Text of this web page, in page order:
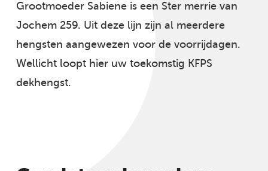
Grootmoeder Sabiene is een Ster merrie van
Jochem 259. Uit deze lijn zijn al meerdere
hengsten aangewezen voor de voorrijdagen.
Wellicht loopt hier uw toekomstig KFPS
dekhengst.